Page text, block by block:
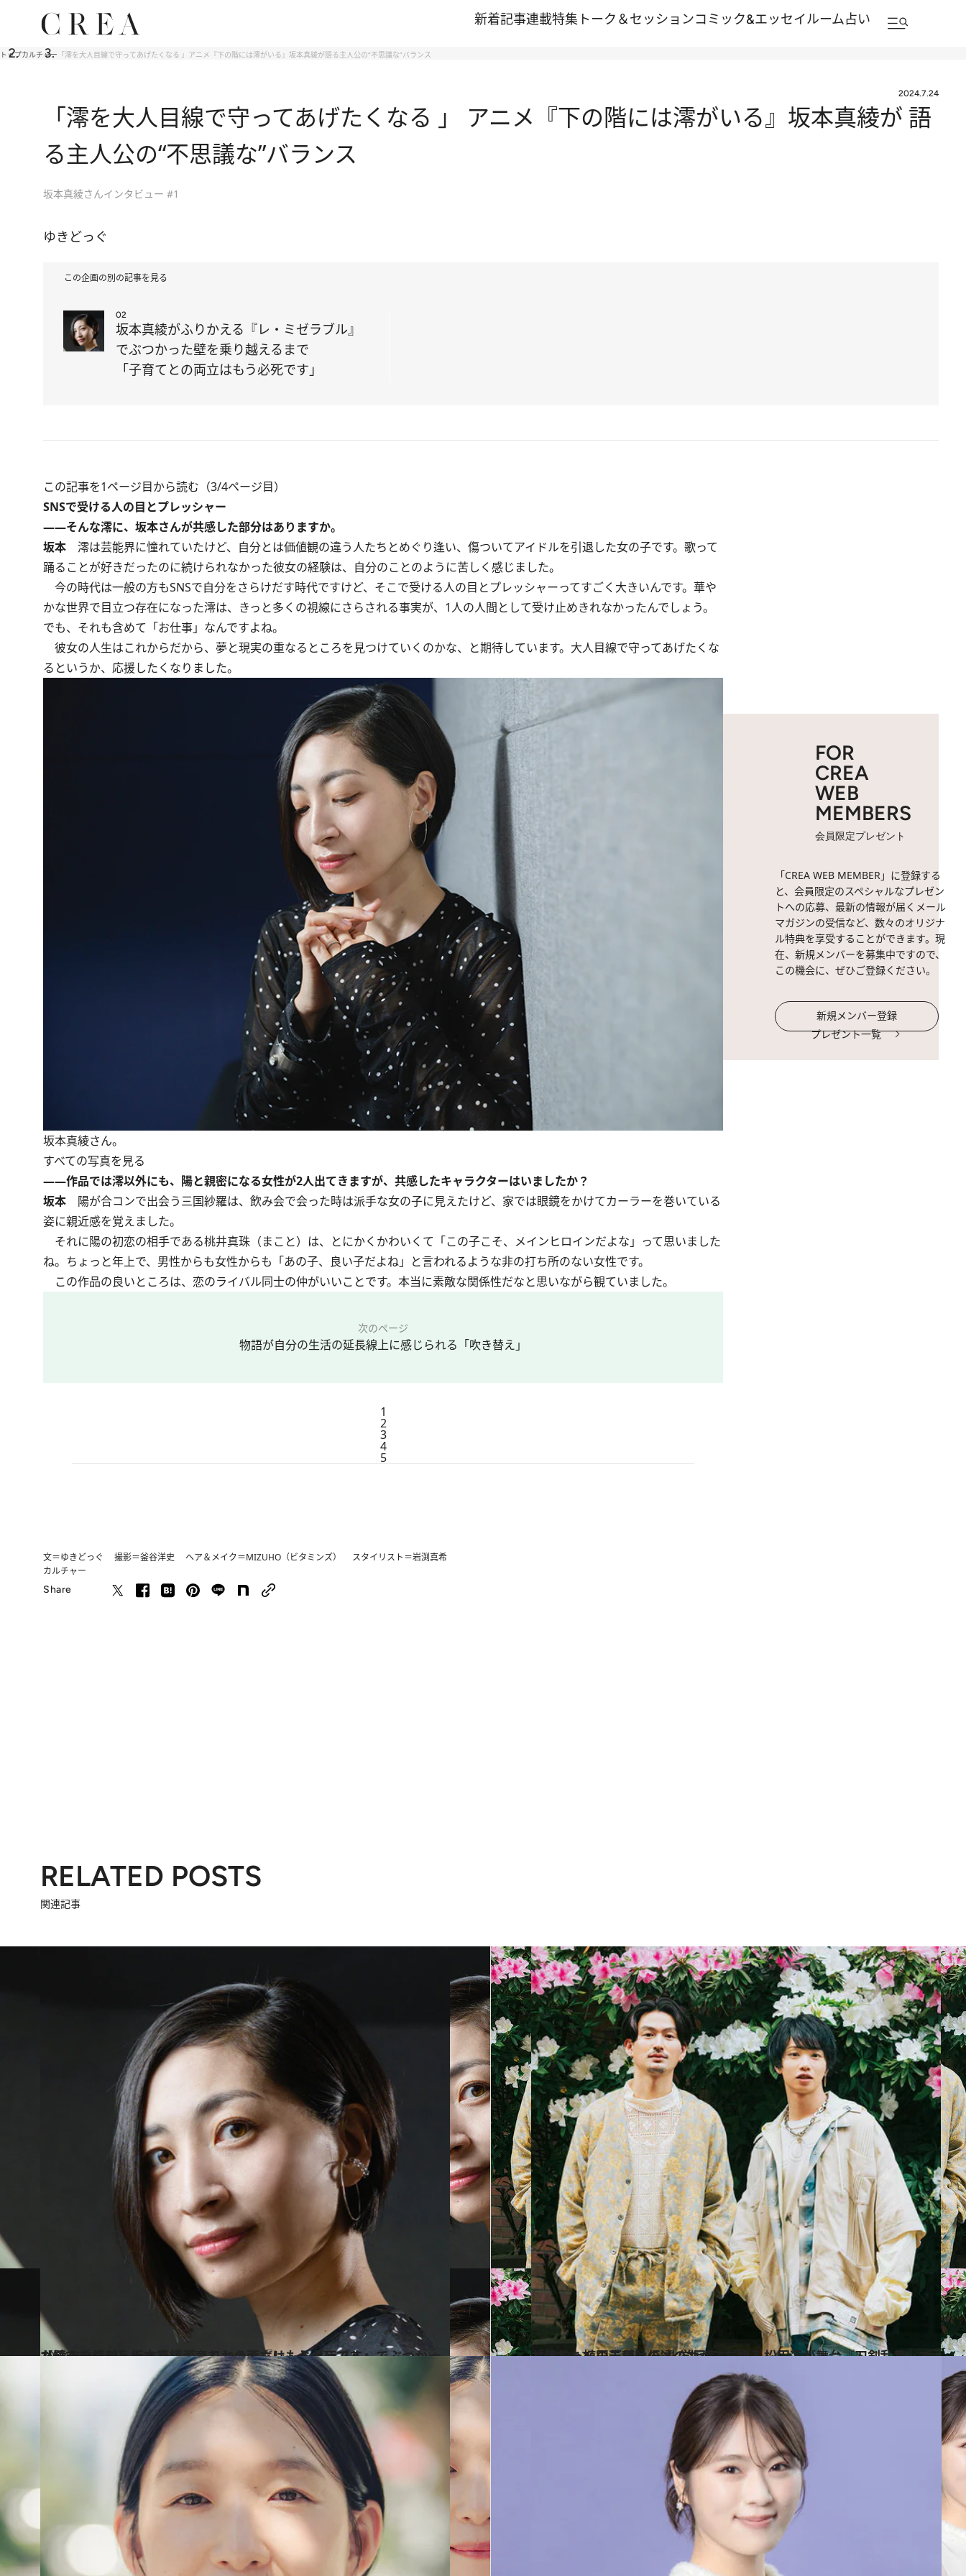
新着記事連載特集 トーク＆セッションコミック&エッセイルーム占い
トップカルチャー 「澪を大人目線で守ってあげたくなる 」アニメ『下の階には澪がいる』坂本真綾が語る主人公の“不思議な”バランス
2024.7.24
「澪を大人目線で守ってあげたくなる 」 アニメ『下の階には澪がいる』坂本真綾が 語
る主人公の“不思議な”バランス
坂本真綾さんインタビュー #1
ゆきどっぐ
この企画の別の記事を見る
02
坂本真綾がふりかえる『レ・ミゼラブル』
でぶつかった壁を乗り越えるまで
「子育てとの両立はもう必死です」
この記事を1ページ目から読む（3/4ページ目）
SNSで受ける人の目とプレッシャー
――そんな澪に、坂本さんが共感した部分はありますか。
坂本 澪は芸能界に憧れていたけど、自分とは価値観の違う人たちとめぐり逢い、傷ついてアイドルを引退した女の子です。歌って
踊ることが好きだったのに続けられなかった彼女の経験は、自分のことのように苦しく感じました。
今の時代は一般の方もSNSで自分をさらけだす時代ですけど、そこで受ける人の目とプレッシャーってすごく大きいんです。華や
かな世界で目立つ存在になった澪は、きっと多くの視線にさらされる事実が、1人の人間として受け止めきれなかったんでしょう。
でも、それも含めて「お仕事」なんですよね。
彼女の人生はこれからだから、夢と現実の重なるところを見つけていくのかな、と期待しています。大人目線で守ってあげたくな
るというか、応援したくなりました。
坂本真綾さん。
すべての写真を見る
――作品では澪以外にも、陽と親密になる女性が2人出てきますが、共感したキャラクターはいましたか？
坂本 陽が合コンで出会う三国紗羅は、飲み会で会った時は派手な女の子に見えたけど、家では眼鏡をかけてカーラーを巻いている
姿に親近感を覚えました。
それに陽の初恋の相手である桃井真珠（まこと）は、とにかくかわいくて「この子こそ、メインヒロインだよな」って思いました
ね。ちょっと年上で、男性からも女性からも「あの子、良い子だよね」と言われるような非の打ち所のない女性です。
この作品の良いところは、恋のライバル同士の仲がいいことです。本当に素敵な関係性だなと思いながら観ていました。
次のページ
物語が自分の生活の延長線上に感じられる「吹き替え」
1
2
3
4
5
文＝ゆきどっぐ 撮影＝釜谷洋史 ヘア＆メイク＝MIZUHO（ビタミンズ） スタイリスト＝岩渕真希
カルチャー
Share
FOR
CREA
WEB
MEMBERS
会員限定プレゼント
「CREA WEB MEMBER」に登録する
と、会員限定のスペシャルなプレゼン
トへの応募、最新の情報が届くメール
マガジンの受信など、数々のオリジナ
ル特典を享受することができます。現
在、新規メンバーを募集中ですので、
この機会に、ぜひご登録ください。
新規メンバー登録
プレゼント一覧
RELATED POSTS
関連記事
2024.7.24
【続きを読む】坂本真綾がふりかえる『レ・ミゼラブル』でぶつかった壁を乗り越えるまで「子育てとの両立はもう必死です」
カルチャー 2024.7.17
「植ちゃんの芝居は伝達の力がすごい」松田凌が舞台『刀剣乱舞』で共演した植田圭輔との“化学反応”を語る
カルチャー